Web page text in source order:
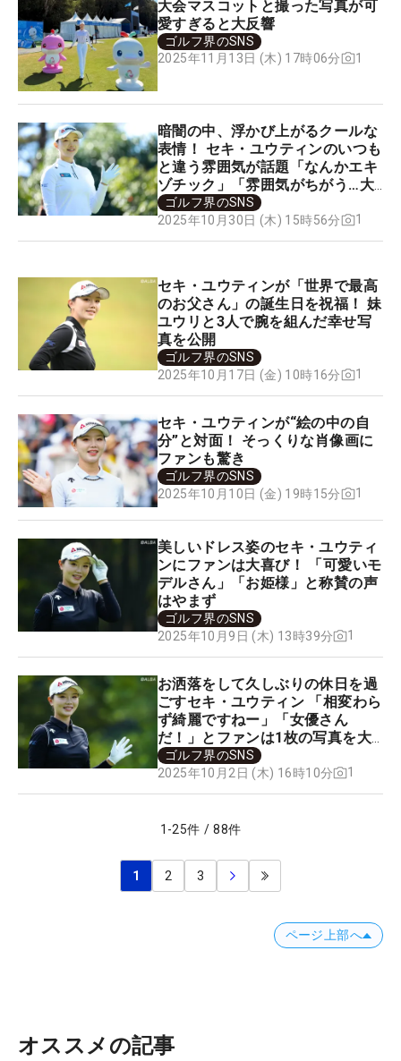
大会マスコットと撮った写真が可
愛すぎると大反響
ゴルフ界のSNS
2025年11月13日 (木) 17時06分
1
暗闇の中、浮かび上がるクールな
表情！ セキ・ユウティンのいつも
と違う雰囲気が話題「なんかエキ
ゾチック」「雰囲気がちがう…大
人っぽい」
ゴルフ界のSNS
2025年10月30日 (木) 15時56分
1
セキ・ユウティンが「世界で最高
のお父さん」の誕生日を祝福！ 妹
ユウリと3人で腕を組んだ幸せ写
真を公開
ゴルフ界のSNS
2025年10月17日 (金) 10時16分
1
セキ・ユウティンが“絵の中の自
分”と対面！ そっくりな肖像画に
ファンも驚き
ゴルフ界のSNS
2025年10月10日 (金) 19時15分
1
美しいドレス姿のセキ・ユウティ
ンにファンは大喜び！ 「可愛いモ
デルさん」「お姫様」と称賛の声
はやまず
ゴルフ界のSNS
2025年10月9日 (木) 13時39分
1
お洒落をして久しぶりの休日を過
ごすセキ・ユウティン 「相変わら
ず綺麗ですねー」「女優さん
だ！」とファンは1枚の写真を大
絶賛！
ゴルフ界のSNS
2025年10月2日 (木) 16時10分
1
1 -25件 / 88件
1 2 3
ページ上部へ
オススメの記事